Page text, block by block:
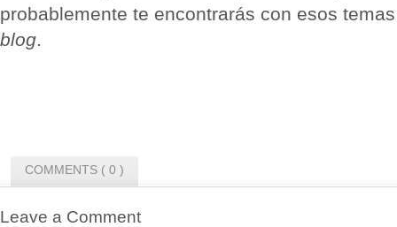
probablemente te encontrarás con esos
blog.
COMMENTS ( 0 )
Leave a Comment